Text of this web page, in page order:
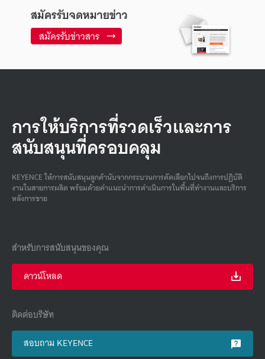
สมัครรับจดหมายข่าว
สมัครรับข่าวสาร
การให้บริการที่รวดเร็วและการ
สนับสนุนที่ครอบคลุม
KEYENCE ให้การสนับสนุนลูกค้านับจากกระบวนการคัดเลือกไปจนถึงการปฏิบัติ
งานในสายการผลิต พร้อมด้วยคําแนะนําการดําเนินการในพื้นที่ทํางานและบริการ
หลังการขาย
สำหรับการสนับสนุนของคุณ
ดาวน์โหลด
ติดต่อบริษัท
สอบถาม KEYENCE